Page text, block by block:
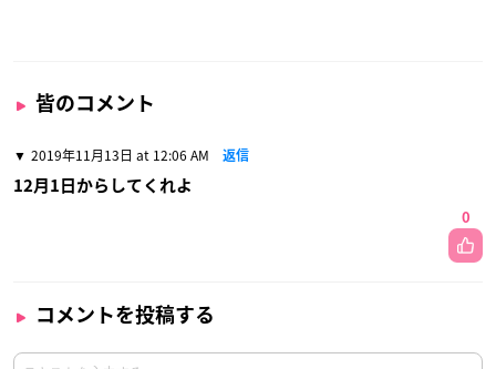
皆のコメント
2019年11月13日 at 12:06 AM 返信
12月1日からしてくれよ
0
コメントを投稿する